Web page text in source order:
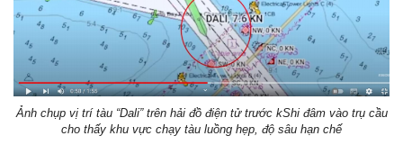
Ảnh chụp vị trí tàu “Dali” trên hải đồ điện tử trước kShi đâm vào trụ cầu
cho thấy khu vực chạy tàu luồng hẹp, độ sâu hạn chế